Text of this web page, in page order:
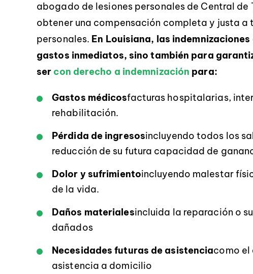
abogado de lesiones personales de Central de
obtener una compensación completa y justa a
personales. En Louisiana, las
gastos inmediatos, sino también para
ser con derecho a indemnización para:
Gastos médicosfacturas hospitalarias,
rehabilitación.
Pérdida de ingresosincluyendo todos los
reducción de su futura capacidad de
Dolor y sufrimientoincluyendo malestar
de la vida.
Daños materialesincluida la reparación o
dañados
Necesidades futuras de asistenciacomo
asistencia a domicilio